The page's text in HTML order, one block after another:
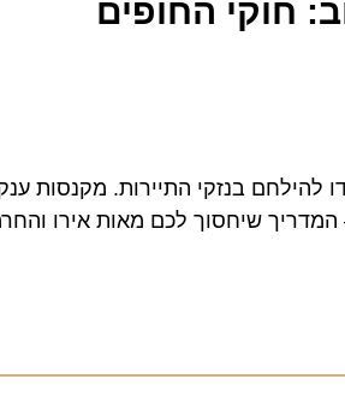
חוקי החופים
בנזקי התיירות. מקנסות ענק על
שיחסוך לכם מאות אירו והחרמת